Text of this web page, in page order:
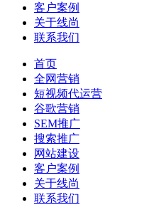
客户案例
关于线尚
联系我们
首页
全网营销
短视频代运营
谷歌营销
SEM推广
搜索推广
网站建设
客户案例
关于线尚
联系我们